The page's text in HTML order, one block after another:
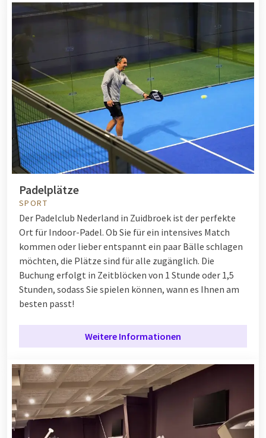
Padelplätze
SPORT
Der Padelclub Nederland in Zuidbroek ist der perfekte
Ort für Indoor-Padel. Ob Sie für ein intensives Match
kommen oder lieber entspannt ein paar Bälle schlagen
möchten, die Plätze sind für alle zugänglich. Die
Buchung erfolgt in Zeitblöcken von 1 Stunde oder 1,5
Stunden, sodass Sie spielen können, wann es Ihnen am
besten passt!
Weitere Informationen